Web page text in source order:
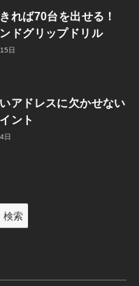
れば70台を出せる！
ドグリップドリル
日
アドレスに欠かせない
ント
日
検索